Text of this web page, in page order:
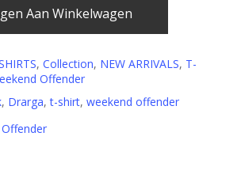
Aan Winkelwagen
, Collection, NEW ARRIVALS, T-
Offender
, Drarga,t-shirt, weekend offender